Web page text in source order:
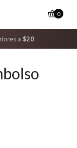
a $20
0